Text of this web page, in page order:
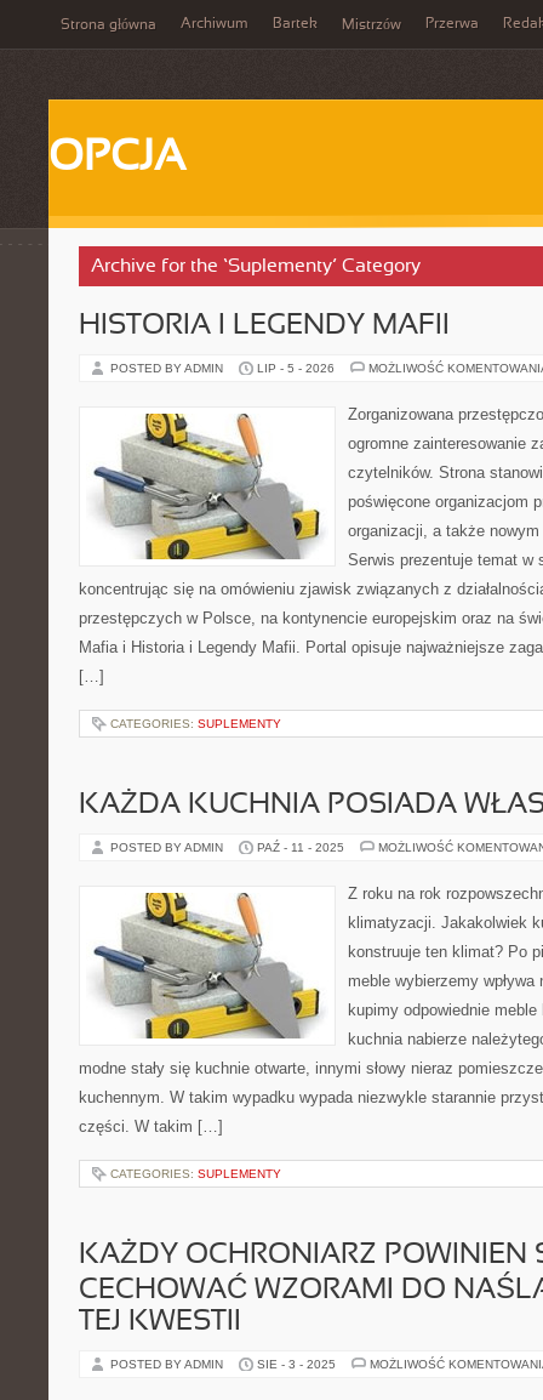
Strona główna Archiwum Bartek Mistrzów Przerwa
OPCJA
Archive for the ‘Suplementy’ Category
HISTORIA I LEGENDY MAFII
POSTED BY ADMIN LIP - 5 - 2026 MOŻLIWOŚĆ
Zorganizowana
ogromne zainteresowanie
czytelników. Strona
poświęcone organizacjom
organizacji, a także
Serwis prezentuje temat w
koncentrując się na omówieniu zjawisk związanych z
przestępczych w Polsce, na kontynencie europejskim oraz na
Mafia i Historia i Legendy Mafii. Portal opisuje najważniejsze
[…]
CATEGORIES: SUPLEMENTY
KAŻDA KUCHNIA POSIADA
POSTED BY ADMIN PAŹ - 11 - 2025 MOŻLIWOŚĆ
Z roku na rok
klimatyzacji. Jakakolwiek
konstruuje ten klimat? Po
meble wybierzemy
kupimy odpowiednie
kuchnia nabierze
modne stały się kuchnie otwarte, innymi słowy nieraz
kuchennym. W takim wypadku wypada niezwykle starannie
części. W takim […]
CATEGORIES: SUPLEMENTY
KAŻDY OCHRONIARZ POWINIEN
CECHOWAĆ WZORAMI DO
TEJ KWESTII
POSTED BY ADMIN SIE - 3 - 2025 MOŻLIWOŚĆ